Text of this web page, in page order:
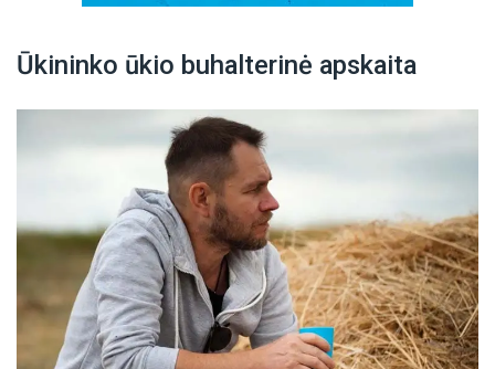
Ūkininko ūkio buhalterinė apskaita